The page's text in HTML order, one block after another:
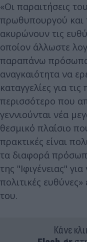
«Οι παραιτήσεις
πρωθυπουργού και
ακυρώνουν τις
οποίον άλλωστε
παραπάνω
αναγκαιότητα να
καταγγελίες για
περισσότερο που
γεννιούνται νέα
θεσμικό πλαίσιο
πρακτικές είναι
τα διαφορά
της "Ιφιγένειας"
πολιτικές
του.
Κάνε